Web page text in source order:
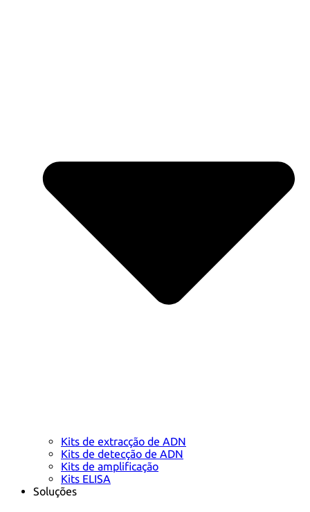
Kits de extracção de ADN
Kits de detecção de ADN
Kits de amplificação
Kits ELISA
Soluções